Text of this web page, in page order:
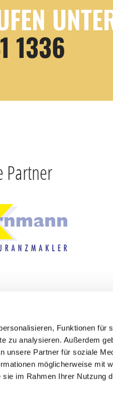
Funktionen für
zu analysieren. Außerdem
unsere Partner für soziale
möglicherweise mit
im Rahmen Ihrer Nutzung
1336
Partner